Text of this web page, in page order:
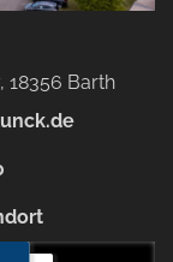
18356 Barth